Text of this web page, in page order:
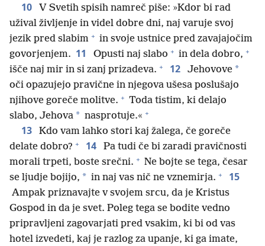
10
V Svetih spisih namreč piše: »Kdor bi rad
užival življenje in videl dobre dni, naj varuje svoj
jezik pred slabim + in svoje ustnice pred zavajajočim
govorjenjem. 11 Opusti naj slabo + in dela dobro, +
išče naj mir in si zanj prizadeva. + 12 Jehovove *
oči opazujejo pravične in njegova ušesa poslušajo
njihove goreče molitve. + Toda tistim, ki delajo
slabo, Jehova * nasprotuje.« +
13
Kdo vam lahko stori kaj žalega, če goreče
delate dobro? + 14
Pa tudi če bi zaradi pravičnosti
morali trpeti, boste srečni. + Ne bojte se tega, česar
se ljudje bojijo, * in naj vas nič ne vznemirja. + 15
Ampak priznavajte v svojem srcu, da je Kristus
Gospod in da je svet. Poleg tega se bodite vedno
pripravljeni zagovarjati pred vsakim, ki bi od vas
hotel izvedeti, kaj je razlog za upanje, ki ga imate,